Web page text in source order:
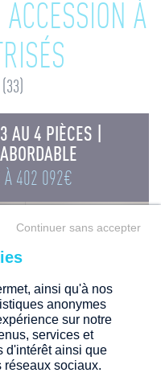
À
(33)
AU 4 PIÈCES |
À 402 092€
ainsi qu'à nos
anonymes
sur notre
services et
d'intérêt ainsi que
réseaux sociaux.
Continuer sans accepter